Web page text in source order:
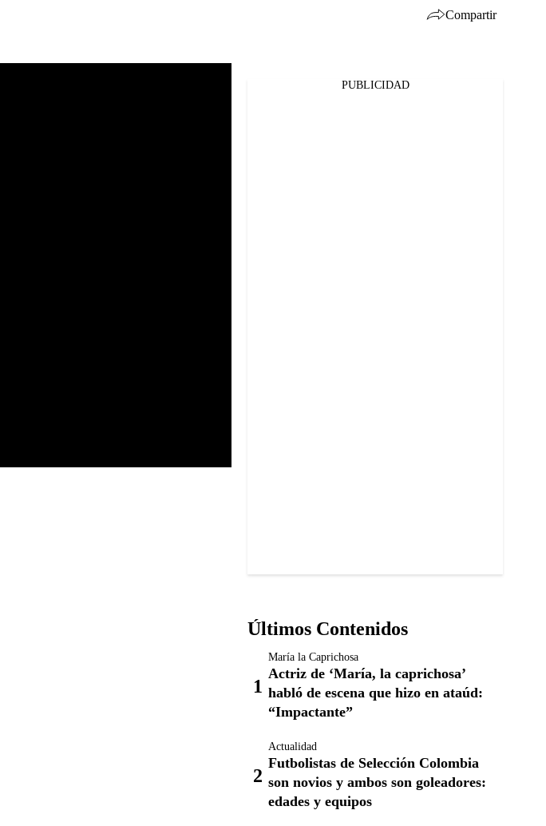
Compartir
PUBLICIDAD
Últimos Contenidos
María la Caprichosa
Actriz de ‘María, la caprichosa’
habló de escena que hizo en ataúd:
“Impactante”
Actualidad
Futbolistas de Selección Colombia
son novios y ambos son goleadores:
edades y equipos